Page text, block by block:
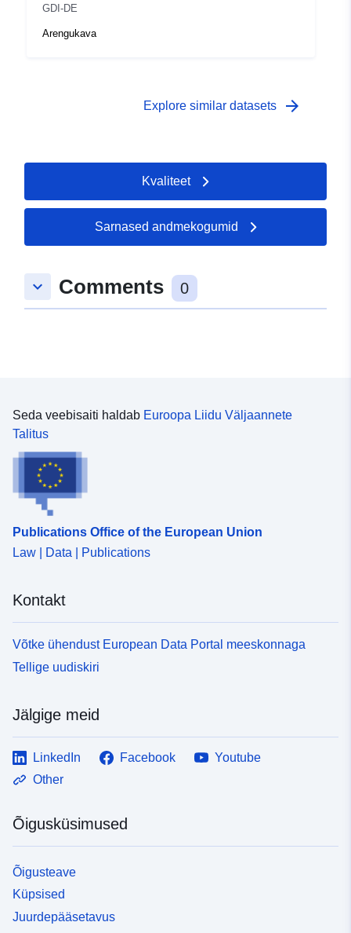
GDI-DE
Arengukava
Explore similar datasets arrow_forward
Kvaliteet
Sarnased andmekogumid
keyboard_arrow_down Comments 0
Seda veebisaiti haldab Euroopa Liidu Väljaannete
Talitus
Publications Office of the European Union
Law | Data | Publications
Kontakt
Võtke ühendust European Data Portal meeskonnaga
Tellige uudiskiri
Jälgige meid
LinkedIn Facebook
Youtube
Other
Õigusküsimused
Õigusteave
Küpsised
Juurdepääsetavus